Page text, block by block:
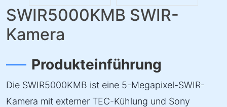
SWIR5000KMB SWIR-
Kamera
Produkteinführung
Die SWIR5000KMB ist eine 5-Megapixel-SWIR-
Kamera mit externer TEC-Kühlung und Sony